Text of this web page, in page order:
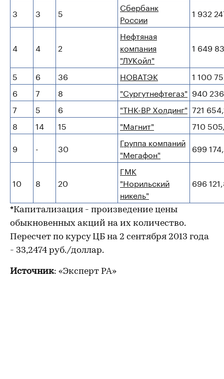
3 3 5
Сбербанк
России
1 932
4 4 2
Нефтяная
компания
"ЛУКойл"
1 649
5 6 36 НОВАТЭК
1 100
6
7 8 "Сургутнефтегаз" 940
7
5 6 "ТНК-ВР Холдинг" 721
8
14 15 "Магнит"
710
9
- 30
Группа компаний
"Мегафон"
699
10 8 20
ГМК
"Норильский
никель"
696
*Капитализация - произведение цены
обыкновенных акций на их количество.
Пересчет по курсу ЦБ на 2 сентября 2013 года
- 33,2474 руб./доллар.
Источник: «Эксперт РА»